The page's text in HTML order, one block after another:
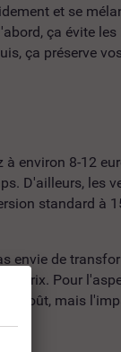
et se
ça évite
ça préserve
environ 8-12
D'ailleurs, les
standard à
envie de
prix. Pour
mais